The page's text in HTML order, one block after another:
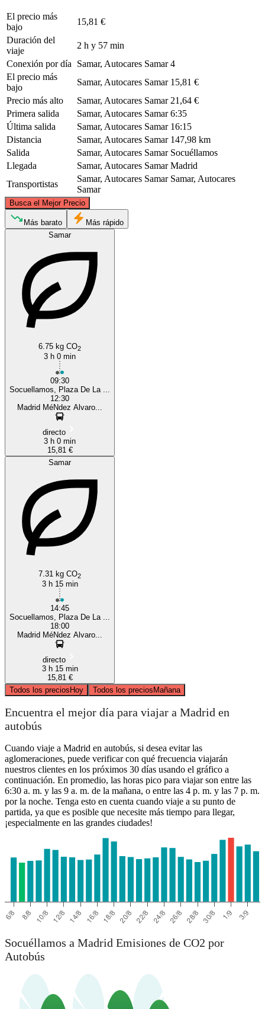
El precio más
bajo
15,81 €
Duración del
viaje
2 h y 57 min
Conexión por día
Samar, Autocares Samar 4
El precio más
bajo
Samar, Autocares Samar 15,81 €
Precio más alto
Samar, Autocares Samar 21,64 €
Primera salida
Samar, Autocares Samar 6:35
Última salida
Samar, Autocares Samar 16:15
Distancia
Samar, Autocares Samar 147,98 km
Salida
Samar, Autocares Samar Socuéllamos
Llegada
Samar, Autocares Samar Madrid
Transportistas
Samar, Autocares Samar Samar, Autocares
Samar
Busca el Mejor Precio
Madrid
Más barato
Más rápido
Samar
6.75 kg CO2
3 h 0 min
09:30
Socuellamos, Plaza De La ...
12:30
Madrid MéNdez Alvaro...
directo
3 h 0 min
15,81 €
Samar
7.31 kg CO2
3 h 15 min
14:45
Socuellamos, Plaza De La ...
18:00
Madrid MéNdez Alvaro...
directo
3 h 15 min
15,81 €
Todos los preciosHoy Todos los preciosMañana
Encuentra el mejor día para viajar a Madrid en
autobús
Cuando viaje a Madrid en autobús, si desea evitar las
aglomeraciones, puede verificar con qué frecuencia viajarán
nuestros clientes en los próximos 30 días usando el gráfico a
continuación. En promedio, las horas pico para viajar son entre las
6:30 a. m. y las 9 a. m. de la mañana, o entre las 4 p. m. y las 7 p. m.
por la noche. Tenga esto en cuenta cuando viaje a su punto de
partida, ya que es posible que necesite más tiempo para llegar,
¡especialmente en las grandes ciudades!
Socuéllamos a Madrid Emisiones de CO2 por
Autobús